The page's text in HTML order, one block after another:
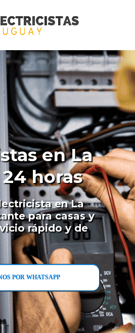
en La
horas
en La
para casas y
rápido y de
POR WHATSAPP